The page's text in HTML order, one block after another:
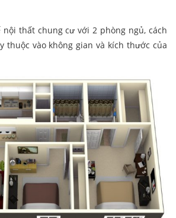
thất chung cư với 2 phòng ngủ, cách
thuộc vào không gian và kích thước của